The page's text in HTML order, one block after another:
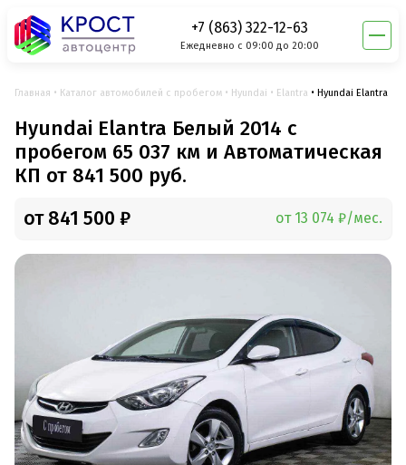
+7 (863) 322-12-63
Ежедневно с 09:00 до 20:00
Главная Каталог автомобилей с пробегом Hyundai Elantra Hyundai Elantra
Hyundai Elantra Белый 2014 с
пробегом 65 037 км и Автоматическая
КП от 841 500 руб.
от 841 500 ₽ от 13 074 ₽/мес.